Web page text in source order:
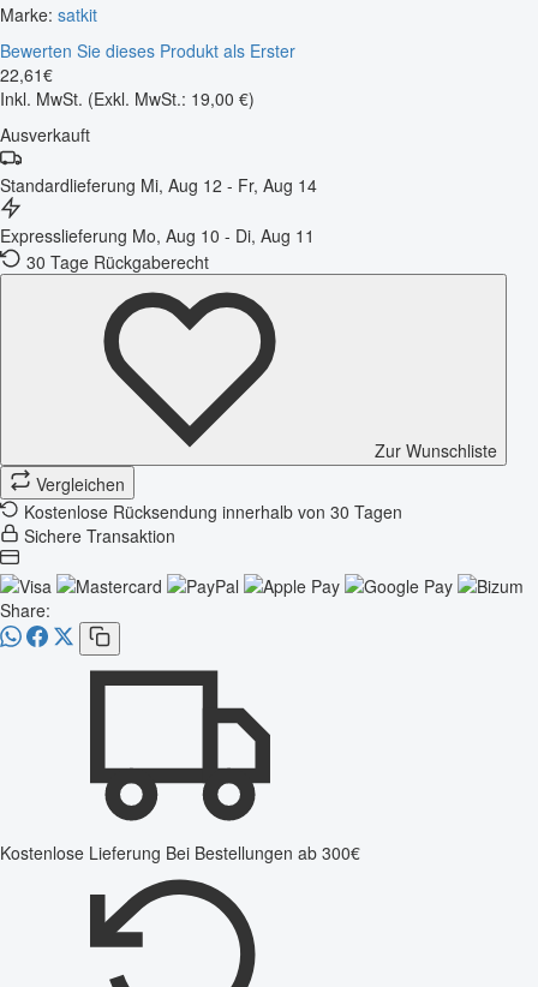
Marke: satkit
Bewerten Sie dieses Produkt als Erster
22,61€
Inkl. MwSt. (Exkl. MwSt.: 19,00 €)
Ausverkauft
Standardlieferung Mi, Aug 12 - Fr, Aug 14
Expresslieferung Mo, Aug 10 - Di, Aug 11
30 Tage Rückgaberecht
Zur Wunschliste
Vergleichen
Kostenlose Rücksendung innerhalb von 30 Tagen
Sichere Transaktion
Share:
Kostenlose Lieferung Bei Bestellungen ab 300€